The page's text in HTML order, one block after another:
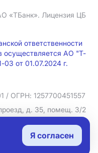
«ТБанк». Лицензия ЦБ
ответственности
осуществляется АО "Т-
от 01.07.2024 г.
/ ОГРН: 1257700451557
д. 35, помещ. 3/2
данных
Я согласен